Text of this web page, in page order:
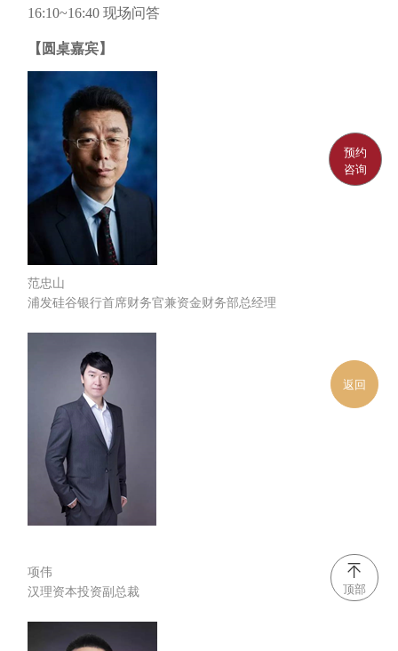
16:10~16:40 现场问答
【圆桌嘉宾】
范忠山
浦发硅谷银行首席财务官兼资金财务部总经理
项伟
汉理资本投资副总裁
预约
咨询
返回
顶部